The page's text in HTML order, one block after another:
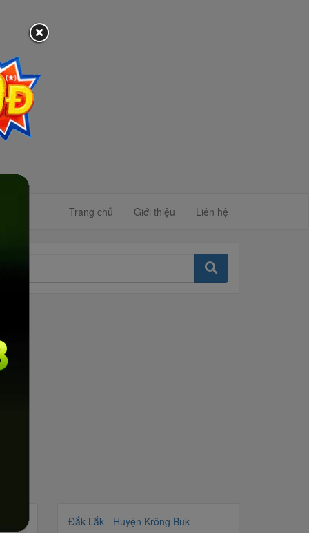
Trang chủ Giới thiệu Liên hệ
Đắk Lắk- Huyện Krông Buk